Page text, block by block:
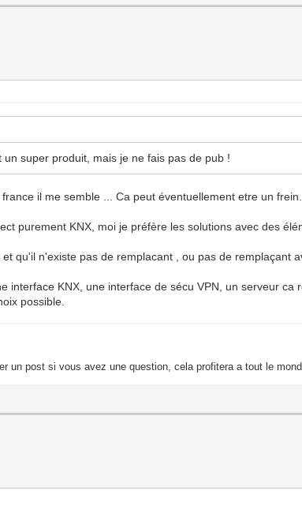
super produit, mais je ne fais pas de pub !
il me semble ... Ca peut éventuellement etre un frein.
purement KNX, moi je préfère les solutions avec des
qu'il n'existe pas de remplacant , ou pas de remplaçant
interface KNX, une interface de sécu VPN, un serveur
possible.
un post si vous avez une question, cela profitera a tout le